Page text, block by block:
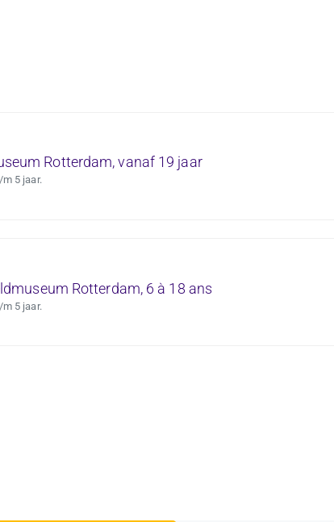
Rotterdam, vanaf 19 jaar
5 jaar.
Rotterdam, 6 à 18 ans
5 jaar.